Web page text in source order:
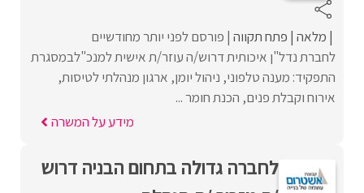
מלאה פתח תקווה פורסם לפני יותר מחודשיים
לחברת נדל"ן איכותית דרוש/ה עוזר/ת אישית למנכ"לבמסגרת
התפקיד: מענה טלפוני, ניהול יומן, ארגון מנהלתי לטיסות,
אירוח וקבלת פנים, הכנת חומר ...
מידע על המשרה
לחברה גדולה בתחום הבניה דרוש